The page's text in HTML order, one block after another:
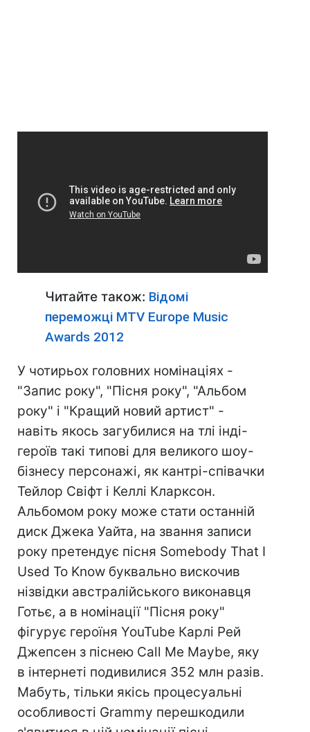
Читайте також: Відомі
переможці MTV Europe Music
Awards 2012
У чотирьох головних номінаціях -
"Запис року", "Пісня року", "Альбом
року" і "Кращий новий артист" -
навіть якось загубилися на тлі інді-
героїв такі типові для великого шоу-
бізнесу персонажі, як кантрі-співачки
Тейлор Свіфт і Келлі Кларксон.
Альбомом року може стати останній
диск Джека Уайта, на звання записи
року претендує пісня Somebody That I
Used To Know буквально вискочив
нізвідки австралійського виконавця
Готьє, а в номінації "Пісня року"
фігурує героїня YouTube Карлі Рей
Джепсен з піснею Сall Me Maybe, яку
в інтернеті подивилися 352 млн разів.
Мабуть, тільки якісь процесуальні
особливості Grammy перешкодили